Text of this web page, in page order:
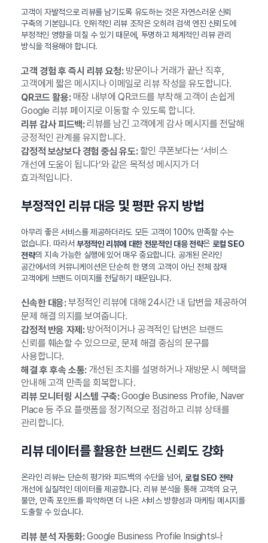
고객이 자발적으로 리뷰를 남기도록 유도하는 것은 자연스러운 신뢰
구축의 기본입니다. 인위적인 리뷰 조작은 오히려 검색 엔진 신뢰도에
부정적인 영향을 미칠 수 있기 때문에, 투명하고 체계적인 리뷰 관리
방식을 적용해야 합니다.
고객 경험 후 즉시 리뷰 요청:방문이나 거래가 끝난 직후,
고객에게 짧은 메시지나 이메일로 리뷰 작성을 유도합니다.
QR코드 활용:매장 내부에 QR코드를 부착해 고객이 손쉽게
Google 리뷰 페이지로 이동할 수 있도록 합니다.
리뷰 감사 피드백:리뷰를 남긴 고객에게 감사 메시지를 전달해
긍정적인 관계를 유지합니다.
감정적 보상보다 경험 중심 유도:할인 쿠폰보다는 ‘서비스
개선에 도움이 됩니다’와 같은 목적성 메시지가 더
효과적입니다.
부정적인 리뷰 대응 및 평판 유지 방법
아무리 좋은 서비스를 제공하더라도 모든 고객이 100% 만족할 수는
없습니다. 따라서 부정적인 리뷰에 대한 전문적인 대응 전략은 로컬 SEO
전략의 지속 가능한 실행에 있어 매우 중요합니다. 공개된 온라인
공간에서의 커뮤니케이션은 단순히 한 명의 고객이 아닌 전체 잠재
고객에게 브랜드 이미지를 전달하기 때문입니다.
신속한 대응:부정적인 리뷰에 대해 24시간 내 답변을 제공하여
문제 해결 의지를 보여줍니다.
감정적 반응 자제:방어적이거나 공격적인 답변은 브랜드
신뢰를 훼손할 수 있으므로, 문제 해결 중심의 문구를
사용합니다.
해결 후 후속 소통:개선된 조치를 설명하거나 재방문 시 혜택을
안내해 고객 만족을 회복합니다.
리뷰 모니터링 시스템 구축:Google Business Profile, Naver
Place 등 주요 플랫폼을 정기적으로 점검하고 리뷰 상태를
관리합니다.
리뷰 데이터를 활용한 브랜드 신뢰도 강화
온라인 리뷰는 단순히 평가와 피드백의 수단을 넘어,로컬 SEO 전략
개선에 실질적인 데이터를 제공합니다. 리뷰 분석을 통해 고객의 요구,
불만, 만족 포인트를 파악하면 더 나은 서비스 방향성과 마케팅 메시지를
도출할 수 있습니다.
리뷰 분석 자동화:Google Business Profile Insights나